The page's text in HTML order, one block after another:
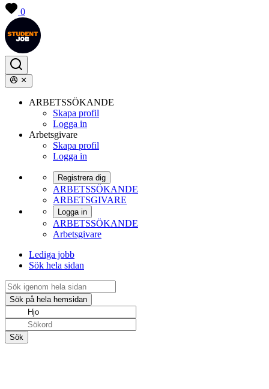
0
ARBETSSÖKANDE
Skapa profil
Logga in
Arbetsgivare
Skapa profil
Logga in
Registrera dig
ARBETSSÖKANDE
ARBETSGIVARE
Logga in
ARBETSSÖKANDE
Arbetsgivare
Lediga jobb
Sök hela sidan